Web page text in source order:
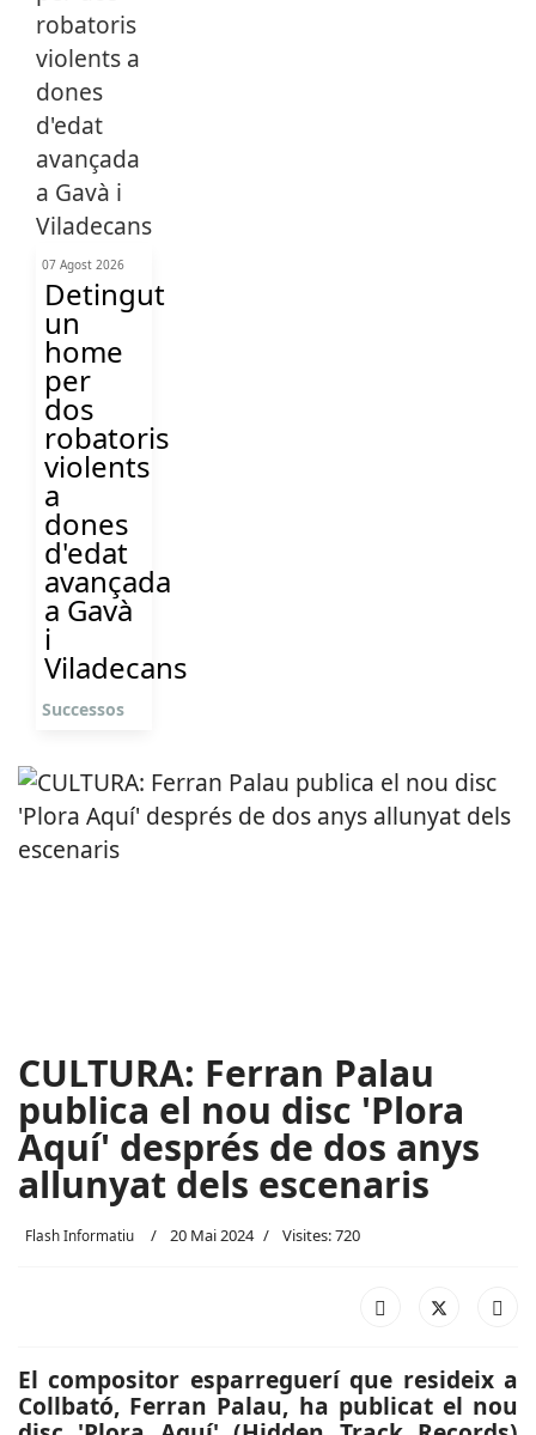
07 Agost 2026
Detingut
un
home
per
dos
robatoris
violents
a
dones
d'edat
avançada
a Gavà
i
Viladecans
Successos
CULTURA: Ferran Palau
publica el nou disc 'Plora
Aquí' després de dos anys
allunyat dels escenaris
Flash Informatiu 20 Mai 2024 Visites: 720
El compositor esparreguerí que resideix a
Collbató, Ferran Palau, ha publicat el nou